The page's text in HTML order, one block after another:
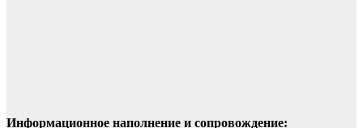
Информационное наполнение и сопровождение: